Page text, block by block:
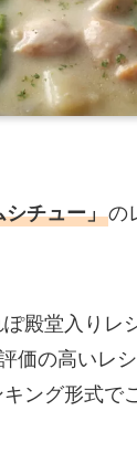
シチュー」の
殿堂入りレ
価の高いレ
ング形式で